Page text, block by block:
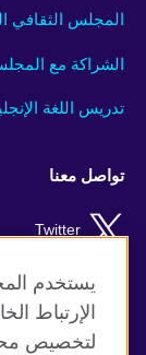
المجلس الثقافي
الشراكة مع
تدريس اللغة
تواصل معنا
Twitter
Instagram
يستخدم
الإرتباط
لتخصيص